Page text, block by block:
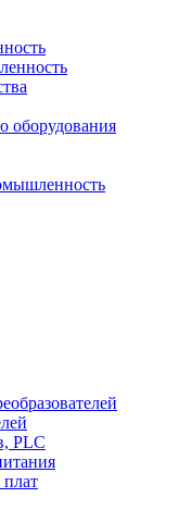
оборудования
PLC